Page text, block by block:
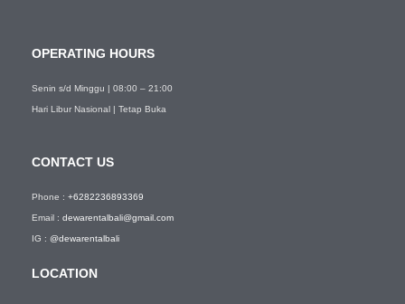
OPERATING HOURS
Senin s/d Minggu | 08:00 – 21:00
Hari Libur Nasional | Tetap Buka
CONTACT US
Phone : +6282236893369
Email : dewarentalbali@gmail.com
IG : @dewarentalbali
LOCATION